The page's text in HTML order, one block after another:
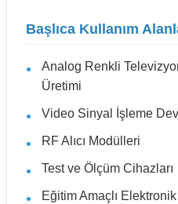
Başlıca Kullanım
Analog Renkli
Üretimi
Video Sinyal İşleme
RF Alıcı Modülleri
Test ve Ölçüm Cihazları
Eğitim Amaçlı